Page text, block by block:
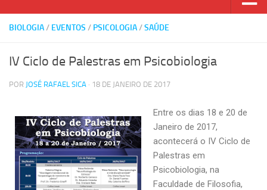
Página Inicial
Inscrição
Atividades
Pesquisa
Grupos de Estudo
Carreira Docente de Impacto
BIOLOGIA/ EVENTOS / PSICOLOGIA/SAÚDE
IV Ciclo de Palestras em Psicobiologia
POR JOSÉ RAFAEL SICA · 18 DE JANEIRO DE 2017
Entre os dias 18 e 20 de
Janeiro de 2017,
acontecerá o IV Ciclo de
Palestras em
Psicobiologia, na
Faculdade de Filosofia,